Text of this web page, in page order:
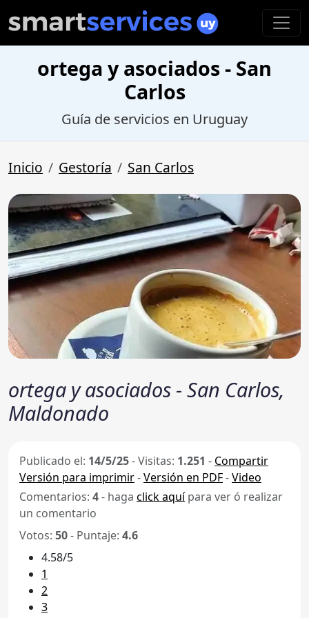
ortega y asociados - San
Carlos
Guía de servicios en Uruguay
Inicio Gestoría San Carlos
ortega y asociados - San Carlos,
Maldonado
Publicado el: 14/5/25-Visitas: 1.251 - Compartir
Versión para imprimir-Versión en PDF-Video
Comentarios: 4- haga click aquípara ver ó realizar
un comentario
Votos: 50- Puntaje: 4.6
4.58/5
1
2
3